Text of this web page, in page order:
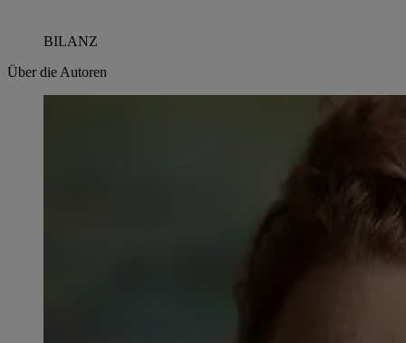
BILANZ
Über die Autoren